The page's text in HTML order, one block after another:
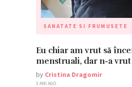
SANATATE SI FRUMUSETE
Eu chiar am vrut să
menstruali, dar n-a
by Cristina Dragomir
3 ANI AGO